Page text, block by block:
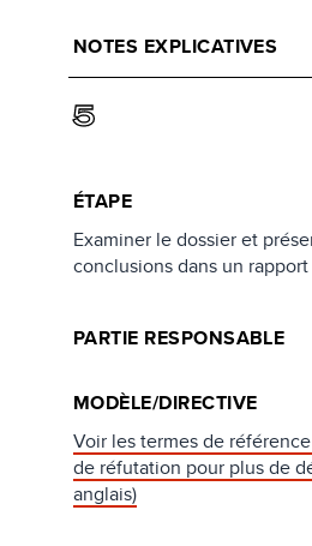
NOTES EXPLICATIVES
5
ÉTAPE
Examiner le dossier et
conclusions dans un rapport
PARTIE RESPONSABLE
MODÈLE/DIRECTIVE
Voir les termes de
de réfutation pour plus de
anglais)